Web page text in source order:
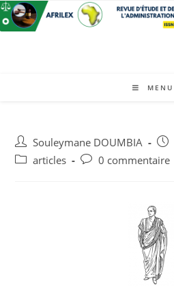
MENU
Souleymane DOUMBIA
articles
0 commentaire